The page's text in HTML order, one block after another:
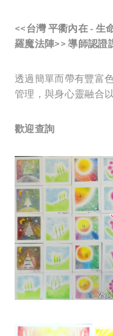
<<台灣 平衢內在 - 生
羅魔法陣>>導師認證
透過簡單而帶有豐富
管理，與身心靈融合
歡迎查詢